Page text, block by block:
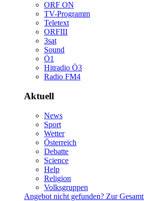
ORFON
TV-Programm
Teletext
ORFIII
3sat
Sound
Ö1
HitradioÖ3
RadioFM4
Aktuell
News
Sport
Wetter
Österreich
Debatte
Science
Help
Religion
Volksgruppen